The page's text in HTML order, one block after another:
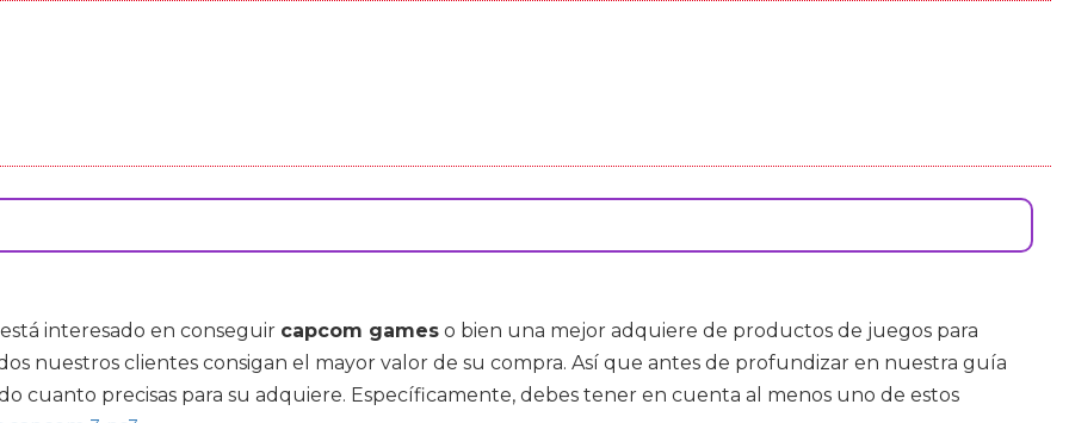
interesado en conseguir capcom games o bien una mejor adquiere de productos de juegos para
nuestros clientes consigan el mayor valor de su compra. Así que antes de profundizar en nuestra guía
cuanto precisas para su adquiere. Específicamente, debes tener en cuenta al menos uno de estos